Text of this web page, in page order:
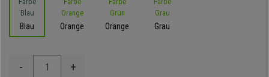
Blau Orange Orange Grau
- +